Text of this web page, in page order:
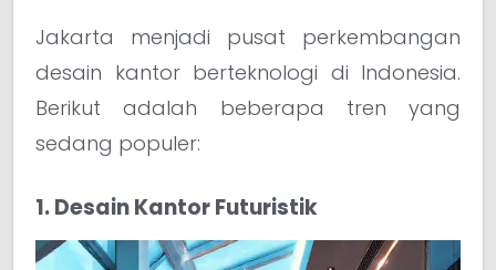
Jakarta menjadi pusat perkembangan
desain kantor berteknologi di Indonesia.
Berikut adalah beberapa tren yang
sedang populer:
1. Desain Kantor Futuristik